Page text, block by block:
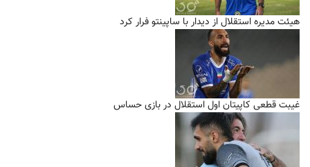
هیئت مدیره استقلال از دیدار با ساپینتو فرار کرد
غیبت قطعی کاپیتان اول استقلال در بازی حساس